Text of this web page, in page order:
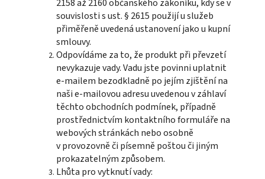
2158 až 2160 občanského zákoníku, kdy se v
souvislosti s ust. § 2615 použijí u služeb
přiměřeně uvedená ustanovení jako u kupní
smlouvy.
Odpovídáme za to, že produkt při převzetí
nevykazuje vady. Vadu jste povinni uplatnit
e-mailem bezodkladně po jejím zjištění na
naši e-mailovou adresu uvedenou v záhlaví
těchto obchodních podmínek, případně
prostřednictvím kontaktního formuláře na
webových stránkách nebo osobně
v provozovně či písemně poštou či jiným
prokazatelným způsobem.
Lhůta pro vytknutí vady: